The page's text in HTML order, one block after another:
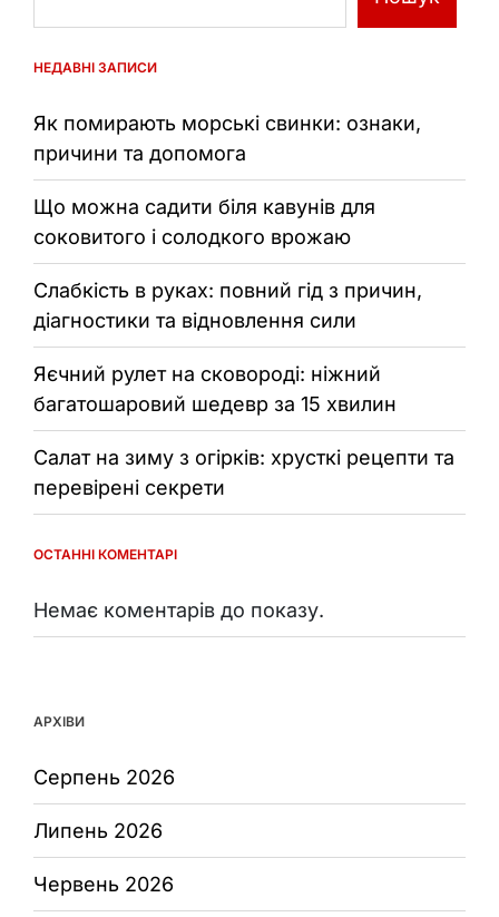
НЕДАВНІ ЗАПИСИ
Як помирають морські свинки: ознаки,
причини та допомога
Що можна садити біля кавунів для
соковитого і солодкого врожаю
Слабкість в руках: повний гід з причин,
діагностики та відновлення сили
Яєчний рулет на сковороді: ніжний
багатошаровий шедевр за 15 хвилин
Салат на зиму з огірків: хрусткі рецепти та
перевірені секрети
ОСТАННІ КОМЕНТАРІ
Немає коментарів до показу.
АРХІВИ
Серпень 2026
Липень 2026
Червень 2026